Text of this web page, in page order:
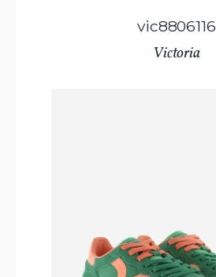
vic8806116
Victoria